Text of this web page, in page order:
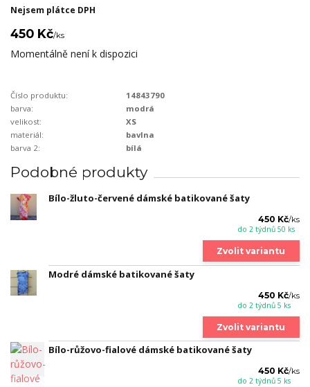
Nejsem plátce DPH
450 Kč/ks
Momentálně není k dispozici
Číslo produktu:
14843790
barva:
modrá
velikost:
XS
materiál:
bavlna
barva 2:
bílá
Podobné produkty
Bílo-žluto-červené dámské batikované šaty
450 Kč/ks
do 2 týdnů 50 ks
Zvolit variantu
Modré dámské batikované šaty
450 Kč/ks
do 2 týdnů 5 ks
Zvolit variantu
Bílo-růžovo-fialové dámské batikované šaty
450 Kč/ks
do 2 týdnů 5 ks